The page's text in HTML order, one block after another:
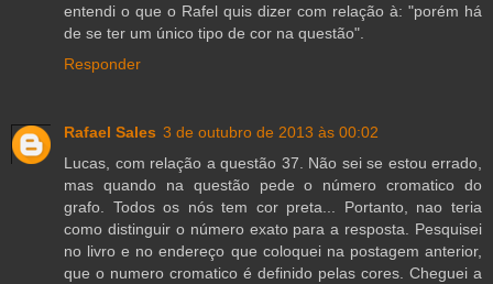
entendi o que o Rafel quis dizer com relação à: "porém há
de se ter um único tipo de cor na questão".
Responder
Rafael Sales 3 de outubro de 2013 às 00:02
Lucas, com relação a questão 37. Não sei se estou errado,
mas quando na questão pede o número cromatico do
grafo. Todos os nós tem cor preta... Portanto, nao teria
como distinguir o número exato para a resposta. Pesquisei
no livro e no endereço que coloquei na postagem anterior,
que o numero cromatico é definido pelas cores. Cheguei a